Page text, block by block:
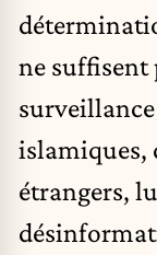
ne suffisent
islamiques,
étrangers,